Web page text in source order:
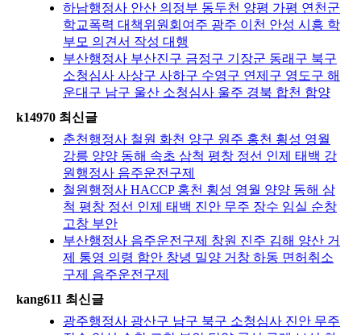
하남행정사 안산 의정부 동두천 양평 가평 연천군
학교폭력 대책위원회여주 광주 이천 안성 시흥 학
부모 의견서 작성 대행
부산행정사 부산진구 금정구 기장군 동래구 북구
소청심사 사상구 사하구 수영구 연제구 영도구 해
운대구 남구 울산 소청심사 울주 경북 합천 함양
k14970 최신글
춘천행정사 철원 화천 양구 원주 홍천 횡성 영월
강릉 양양 동해 속초 삼척 평창 정선 인제 태백 강
원행정사 음주운전구제
철원행정사 HACCP 홍천 횡성 영월 양양 동해 삼
척 평창 정선 인제 태백 진안 무주 장수 임실 순창
고창 부안
부산행정사 음주운전구제 창원 진주 김해 양산 거
제 통영 의령 함안 창녕 밀양 거창 하동 면허취소
구제 음주운전구제
kang611 최신글
광주행정사 광산구 남구 북구 소청심사 진안 무주